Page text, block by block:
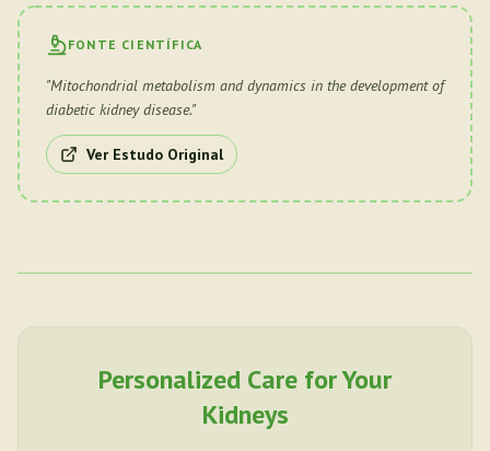
FONTE CIENTÍFICA
"Mitochondrial metabolism and dynamics in the development of
diabetic kidney disease."
Ver Estudo Original
Personalized Care for Your
Kidneys